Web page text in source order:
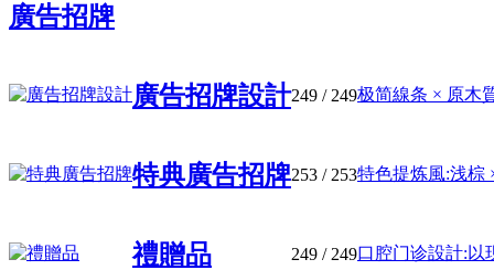
廣告招牌
廣告招牌設計249 / 249极简線条 × 原木
特典廣告招牌253 / 253特色提炼風:浅棕
禮贈品 249 / 249口腔门诊設計:以